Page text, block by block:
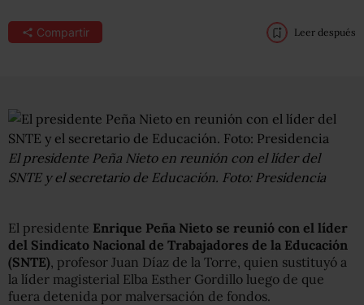
Compartir Leer después
El presidente Peña Nieto en reunión con el líder del
SNTE y el secretario de Educación. Foto: Presidencia
El presidente Enrique Peña Nieto se reunió con el líder
del Sindicato Nacional de Trabajadores de la Educación
(SNTE), profesor Juan Díaz de la Torre, quien sustituyó a
la líder magisterial Elba Esther Gordillo luego de que
fuera detenida por malversación de fondos.